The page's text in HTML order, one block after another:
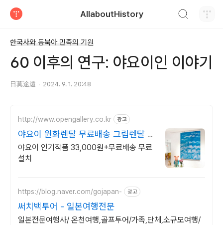
AllaboutHistory
한국사와 동북아 민족의 기원
60 이후의 연구: 야요이인 이야기
日莫途遠 2024. 9. 1. 20:48
http://www.opengallery.co.kr 광고
야요이 원화렌탈 무료배송 그림렌탈 1
위 오픈갤러리
야요이 인기작품 33,000원+무료배송 무료
설치
https://blog.naver.com/gojapan- 광고
써치백투어 - 일본여행전문
일본전문여행사/ 온천여행,골프투어/가족,단체,소규모여행/